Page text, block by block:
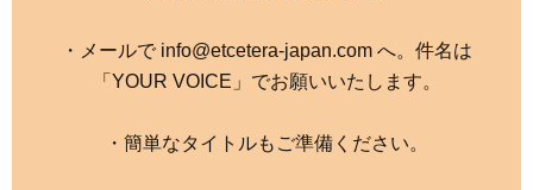
・メールで info@etcetera-japan.com へ。件名は
「YOUR VOICE」でお願いいたします。
・簡単なタイトルもご準備ください。